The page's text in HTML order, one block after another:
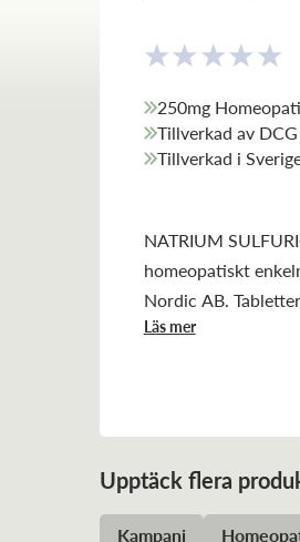
250mg
Tillverkad av
Tillverkad i
NATRIUM
homeopatiskt
Nordic AB. Tabletter tillverkade av DCG har laktos
som bärare av det
Läs mer
Upptäck flera
Kampanj